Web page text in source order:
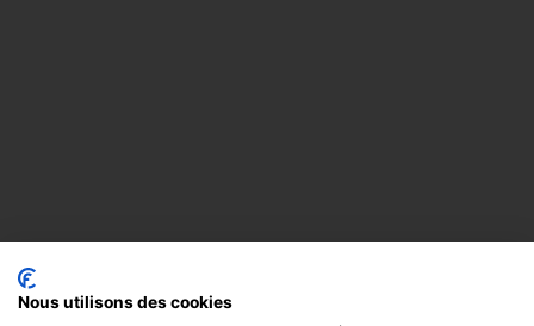
Nous utilisons des cookies